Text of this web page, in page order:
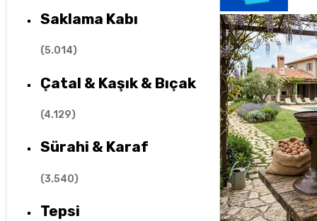
Saklama Kabı
(5.014)
Çatal & Kaşık & Bıçak
(4.129)
Sürahi & Karaf
(3.540)
Tepsi